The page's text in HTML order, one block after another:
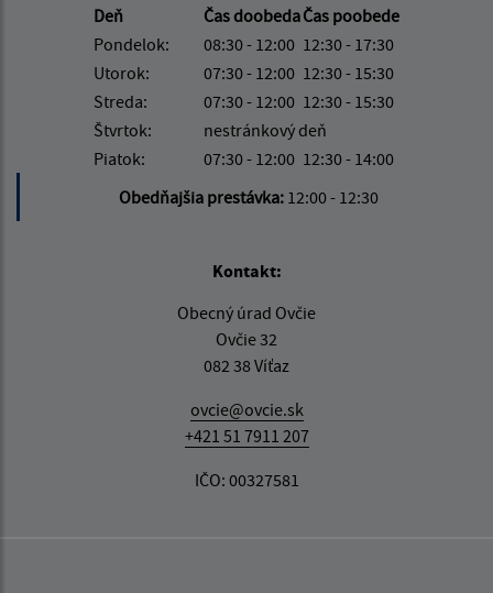
Deň
Čas doobedaČas poobede
Pondelok:
08:30 - 12:00 12:30 - 17:30
Utorok:
07:30 - 12:00 12:30 - 15:30
Streda:
07:30 - 12:00 12:30 - 15:30
Štvrtok:
nestránkový deň
Piatok:
07:30 - 12:00 12:30 - 14:00
Obedňajšia prestávka: 12:00 - 12:30
Kontakt:
Obecný úrad Ovčie
Ovčie 32
082 38 Víťaz
ovcie@ovcie.sk
+421 51 7911 207
IČO: 00327581